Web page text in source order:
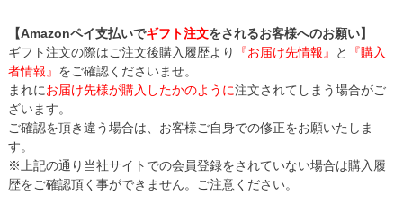
【Amazonペイ支払いでギフト注文をされるお客様へのお願い】
ギフト注文の際はご注文後購入履歴より
『お届け先情報』 と
『購入
者情報』 をご確認くださいませ。
まれにお届け先様が購入したかのように注文されてしまう場合がご
ざいます。
ご確認を頂き違う場合は、お客様ご自身での修正をお願いたしま
す。
※上記の通り当社サイトでの会員登録をされていない場合は購入履
歴をご確認頂く事ができません。ご注意ください。